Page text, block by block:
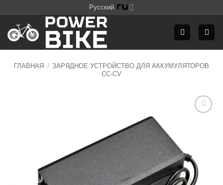
content
Русский
ГЛАВНАЯ / ЗАРЯДНОЕ УСТРОЙСТВО ДЛЯ АККУМУЛЯТОРОВ
CC-CV